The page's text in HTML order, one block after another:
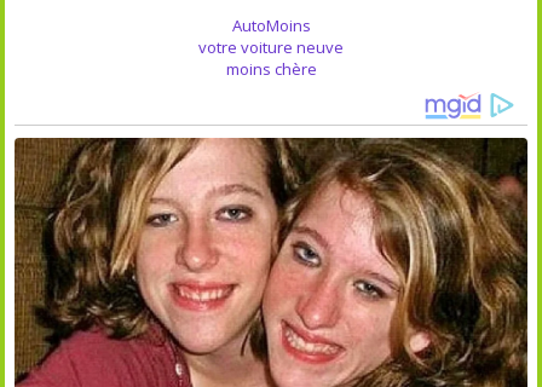
AutoMoins
votre voiture neuve
moins chère